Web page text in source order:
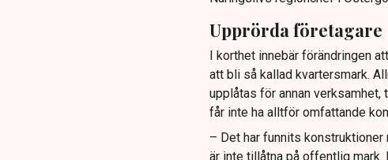
Upprörda företagare
I korthet innebär förändringen
att bli så kallad kvartersmark.
upplåtas för annan
får inte ha alltför omfattande
– Det har funnits konstruktioner
är inte tillåtna på offentlig mark.